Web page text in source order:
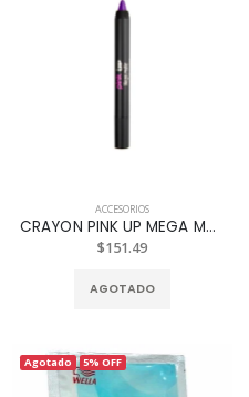
ACCESORIOS
CRAYON PINK UP MEGA MATE 12 REF. PKMM12
$151.49
AGOTADO
Agotado 5% OFF